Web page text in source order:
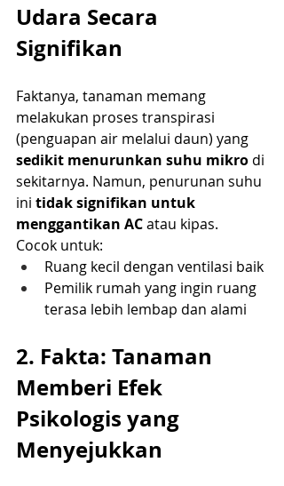
Udara Secara
Signifikan
Faktanya, tanaman memang
melakukan proses transpirasi
(penguapan air melalui daun) yang
sedikit menurunkan suhu mikro di
sekitarnya. Namun, penurunan suhu
ini tidak signifikan untuk
menggantikan AC atau kipas.
Cocok untuk:
Ruang kecil dengan ventilasi baik
Pemilik rumah yang ingin ruang
terasa lebih lembap dan alami
2. Fakta: Tanaman
Memberi Efek
Psikologis yang
Menyejukkan